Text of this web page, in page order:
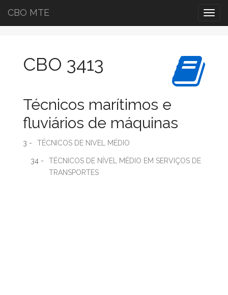
CBO MTE
CBO 3413
Técnicos marítimos e
fluviários de máquinas
3 - TÉCNICOS DE NIVEL MÉDIO
34 -
TÉCNICOS DE NÍVEL MÉDIO EM SERVIÇOS DE
TRANSPORTES